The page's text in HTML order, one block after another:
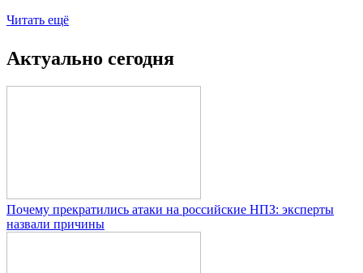
Читать ещё
Актуально сегодня
Почему прекратились атаки на российские НПЗ: эксперты
назвали причины